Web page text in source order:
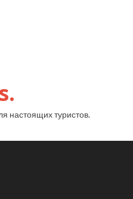
настоящих туристов.